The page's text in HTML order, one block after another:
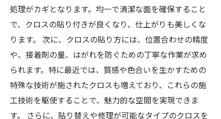
処理がカギとなります。均一で清潔な面を確保すること
で、クロスの貼り付きが良くなり、仕上がりも美しくな
ります。 次に、クロスの貼り方には、位置合わせの精度
や、接着剤の量、はがれを防ぐための丁寧な作業が求め
られます。特に最近では、質感や色合いを生かすための
特殊な技術が施されたクロスも増えており、これらの施
工技術を駆使することで、魅力的な空間を実現できま
す。 さらに、貼り替えや修理が可能なタイプのクロスを